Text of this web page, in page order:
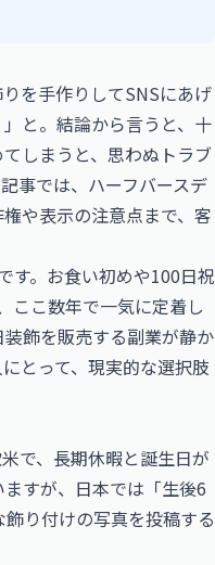
を手作りしてSNSにあげ
と。結論から言うと、十
しまうと、思わぬトラブ
事では、ハーフバースデ
や表示の注意点まで、客
す。お食い初めや100日祝
ここ数年で一気に定着し
飾を販売する副業が静か
とって、現実的な選択肢
で、長期休暇と誕生日が
すが、日本では「生後6
り付けの写真を投稿する